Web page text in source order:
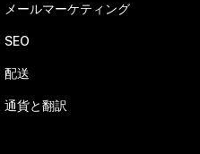
メールマーケティング
SEO
配送
通貨と翻訳